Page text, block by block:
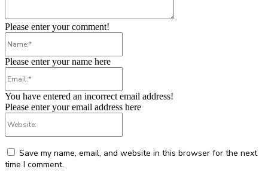
Please enter your comment!
Please enter your name here
You have entered an incorrect email address!
Please enter your email address here
Save my name, email, and website in this browser for the next
time I comment.